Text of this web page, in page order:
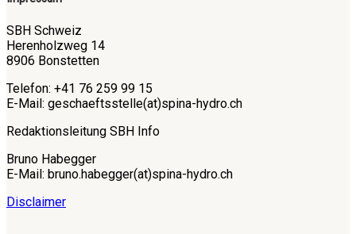
SBH Schweiz
Herenholzweg 14
8906 Bonstetten
Telefon: +41 76 259 99 15
E-Mail: geschaeftsstelle(at)spina-hydro.ch
Redaktionsleitung SBH Info
Bruno Habegger
E-Mail: bruno.habegger(at)spina-hydro.ch
Disclaimer